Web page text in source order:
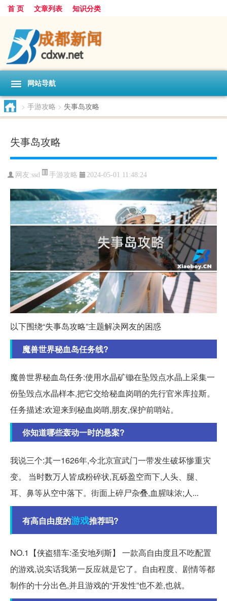
首 页 文章列表 知识分类
网站导航
> 手游攻略 > 失事岛攻略
失事岛攻略
网友:ssd 手游攻略 2024-05-01 11:48:24
以下围绕“失事岛攻略”主题解决网友的困惑
魔兽世界秘血岛任务线?
魔兽世界秘血岛任务:使用水晶矿锄在坠毁点水晶上采集一
份坠毁点水晶样本,把它交给秘血岗哨的先行官米库拉斯。
任务描述:欢迎来到秘血岗哨,朋友,保护前哨站。
你知道哪些轰动一时的悬案?
我说三个:其一1626年,今北京宣武门一带发生破坏惨重灾
变。 当时数万人皆成粉碎状,瓦砾盈空而下,人头、腿、
耳、鼻等从空中落下。街面上碎尸杂叠,血腥味浓;人...
有高自由度的游戏推荐吗?
NO.1【侠盗猎车:圣安地列斯】 一款高自由度且不吃配置
的游戏,说实话我第一反应就是它了。自由程度、剧情等都
制作的十分出色,并且游戏的“开发性”也不差,也就。